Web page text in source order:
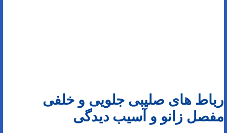
رباط های صلیبی جلویی و خلفی
مفصل زانو و آسیب دیدگی